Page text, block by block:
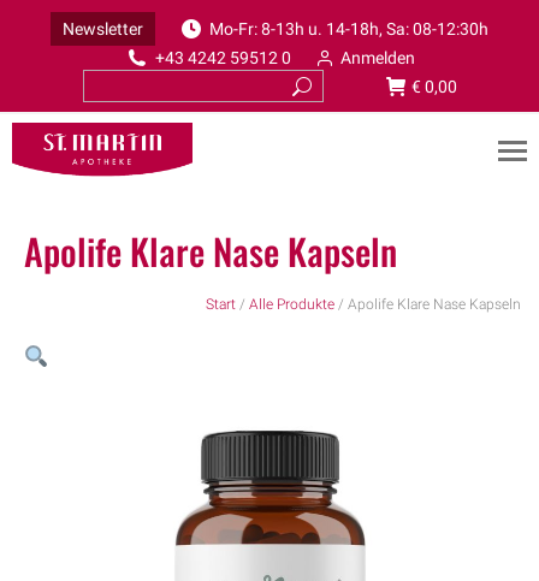
Newsletter
Mo-Fr: 8-13h u. 14-18h, Sa: 08-12:30h
+43 4242 59512 0
Anmelden
€0,00
Apolife Klare Nase Kapseln
Start / Alle Produkte / Apolife Klare Nase Kapseln